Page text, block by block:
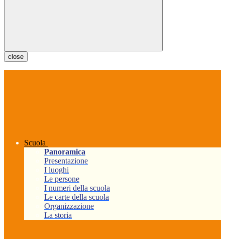
close
Scuola
Panoramica
Presentazione
I luoghi
Le persone
I numeri della scuola
Le carte della scuola
Organizzazione
La storia